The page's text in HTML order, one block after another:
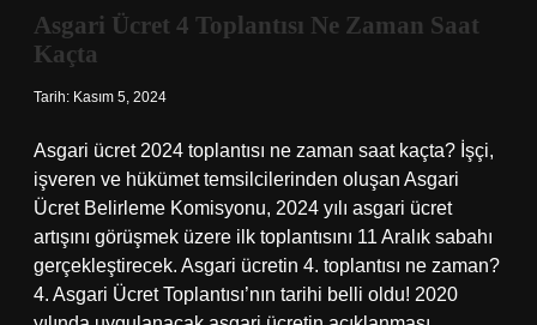
Asgari Ücret 4 Toplantısı Ne Zaman Saat
Kaçta
Tarih: Kasım 5, 2024
Asgari ücret 2024 toplantısı ne zaman saat kaçta? İşçi,
işveren ve hükümet temsilcilerinden oluşan Asgari
Ücret Belirleme Komisyonu, 2024 yılı asgari ücret
artışını görüşmek üzere ilk toplantısını 11 Aralık sabahı
gerçekleştirecek. Asgari ücretin 4. toplantısı ne zaman?
4. Asgari Ücret Toplantısı’nın tarihi belli oldu! 2020